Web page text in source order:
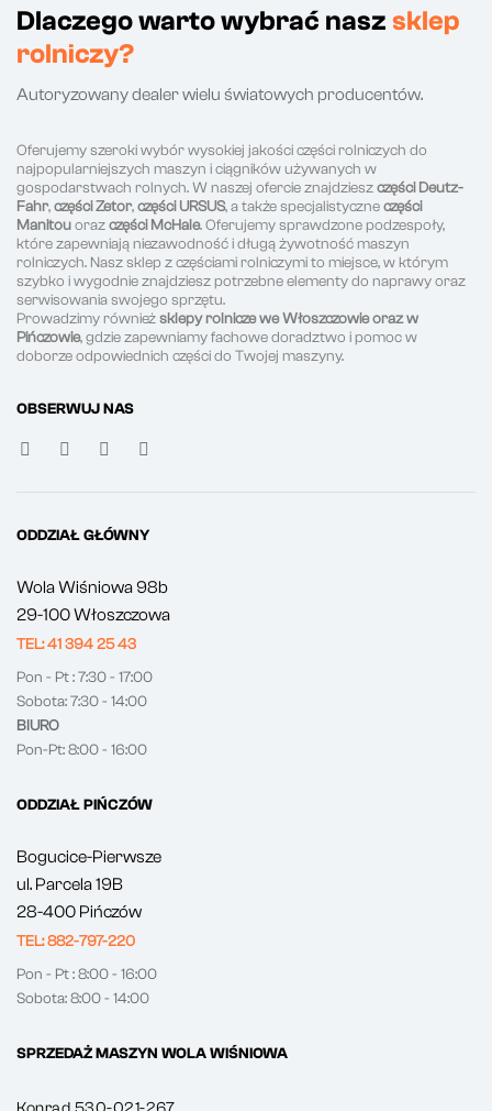
Dlaczego warto wybrać nasz sklep
rolniczy?
Autoryzowany dealer wielu światowych producentów.
Oferujemy szeroki wybór wysokiej jakości części rolniczych do
najpopularniejszych maszyn i ciągników używanych w
gospodarstwach rolnych. W naszej ofercie znajdzieszczęści Deutz-
Fahr,części Zetor,części URSUS, a także specjalistyczneczęści
Manitouorazczęści McHale. Oferujemy sprawdzone podzespoły,
które zapewniają niezawodność i długą żywotność maszyn
rolniczych. Nasz sklep z częściami rolniczymi to miejsce, w którym
szybko i wygodnie znajdziesz potrzebne elementy do naprawy oraz
serwisowania swojego sprzętu.
Prowadzimy równieżsklepy rolnicze we Włoszczowie oraz w
Pińczowie, gdzie zapewniamy fachowe doradztwo i pomoc w
doborze odpowiednich części do Twojej maszyny.
OBSERWUJ NAS
ODDZIAŁ GŁÓWNY
Wola Wiśniowa 98b
29-100 Włoszczowa
TEL: 41 394 25 43
Pon - Pt : 7:30 - 17:00
Sobota: 7:30 - 14:00
BIURO
Pon-Pt: 8:00 - 16:00
ODDZIAŁ PIŃCZÓW
Bogucice-Pierwsze
ul. Parcela 19B
28-400 Pińczów
TEL: 882-797-220
Pon - Pt : 8:00 - 16:00
Sobota: 8:00 - 14:00
SPRZEDAŻ MASZYN WOLA WIŚNIOWA